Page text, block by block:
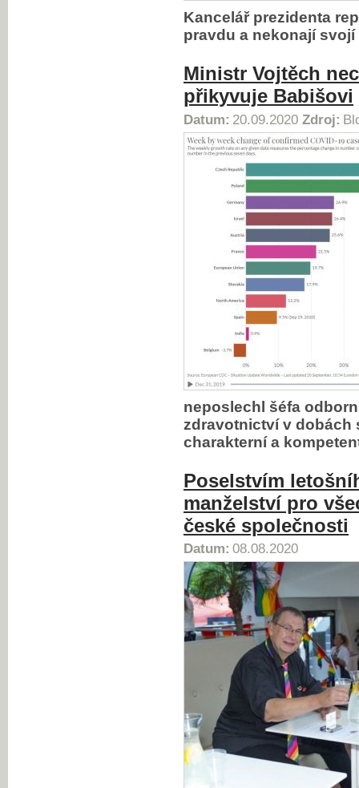
Kancelář prezidenta
pravdu a nekonají
Ministr Vojtěch
přikyvuje Babišovi
Datum: 20.09.2020 Zdroj:
neposlechl šéfa
zdravotnictví v dobách
charakterní a
Poselstvím
manželství pro
české společnosti
Datum: 08.08.2020